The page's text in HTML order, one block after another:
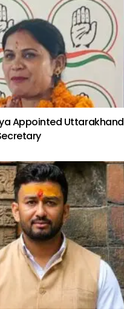
Appointed Uttarakhand